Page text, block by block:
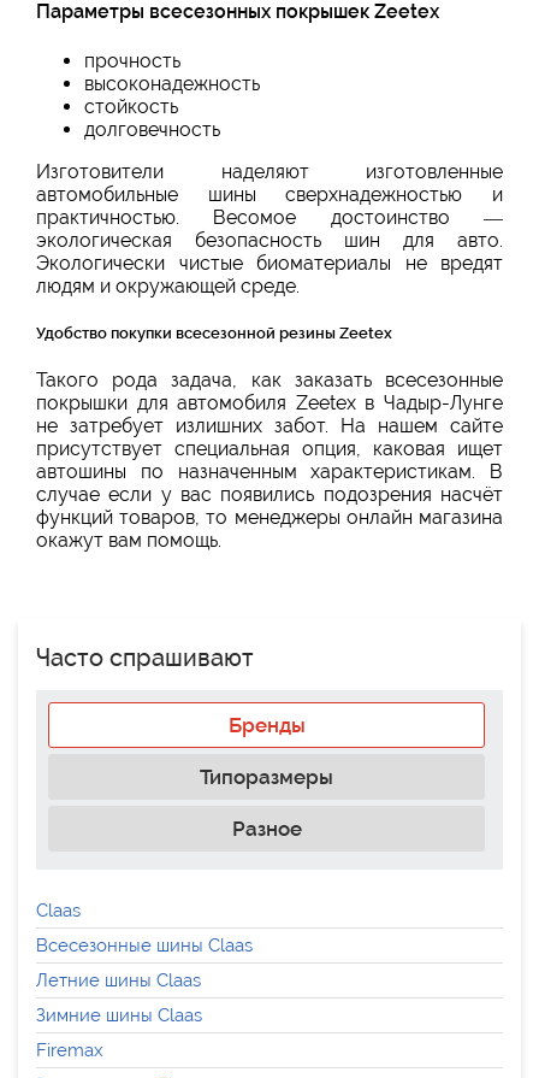
Параметры всесезонных покрышек Zeetex
прочность
высоконадежность
стойкость
долговечность
Изготовители наделяют изготовленные
автомобильные шины сверхнадежностью и
практичностью. Весомое достоинство —
экологическая безопасность шин для авто.
Экологически чистые биоматериалы не вредят
людям и окружающей среде.
Удобство покупки всесезонной резины Zeetex
Такого рода задача, как заказать всесезонные
покрышки для автомобиля Zeetex в Чадыр-Лунге
не затребует излишних забот. На нашем сайте
присутствует специальная опция, каковая ищет
автошины по назначенным характеристикам. В
случае если у вас появились подозрения насчёт
функций товаров, то менеджеры онлайн магазина
окажут вам помощь.
Часто спрашивают
Бренды
Типоразмеры
Разное
Claas
Всесезонные шины Claas
Летние шины Claas
Зимние шины Claas
Firemax